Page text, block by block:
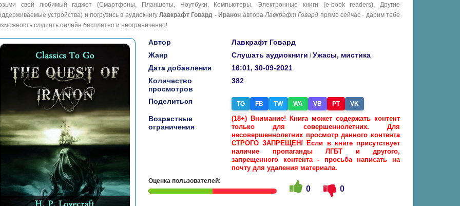
свой любимый гаджет (Смартфоны, Планшеты, Ноутбуки, Компьютеры, Электронные книги (e-book readers), Другие
устройства) и погрузись в аудиокнигуЛавкрафт Говард - Иранон автораЛавкрафт Говард прямо сейчас - дарим тебе
слушать онлайн бесплатно и неограниченно!
Автор
Лавкрафт Говард
Жанр
Слушать аудиокниги / Ужасы, мистика
Дата добавления
16:01, 30-09-2021
Количество
просмотров
382
Поделиться TG FB TW WA VB PT VK
Возрастные
ограничения
(18+) Внимание! Книга может содержать контент
только для совершеннолетних. Для
несовершеннолетних просмотр данного контента
СТРОГО ЗАПРЕЩЕН! Если в книге присутствует
наличие пропаганды ЛГБТ и другого,
запрещенного контента - просьба написать на
почту для удаления материала.
Оценка пользователей:
0 0